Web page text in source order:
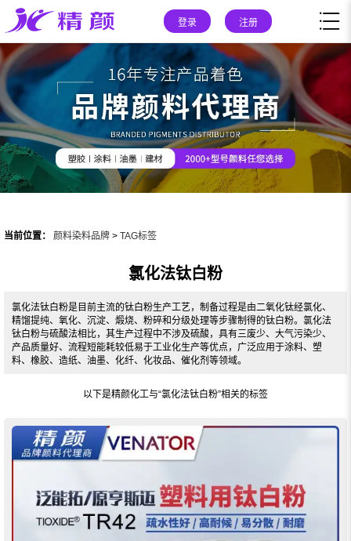
登录 注册
当前位置： 颜料染料品牌 > TAG标签
氯化法钛白粉
氯化法钛白粉是目前主流的钛白粉生产工艺，制备过程是由二氧化钛经氯化、
精馏提纯、氧化、沉淀、煅烧、粉碎和分级处理等步骤制得的钛白粉。氯化法
钛白粉与硫酸法相比，其生产过程中不涉及硫酸，具有三废少、大气污染少、
产品质量好、流程短能耗较低易于工业化生产等优点，广泛应用于涂料、塑
料、橡胶、造纸、油墨、化纤、化妆品、催化剂等领域。
以下是精颜化工与“氯化法钛白粉”相关的标签